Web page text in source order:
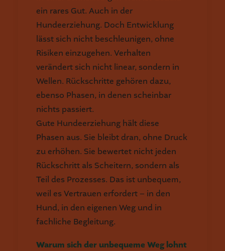
ein rares Gut. Auch in der
Hundeerziehung. Doch Entwicklung
lässt sich nicht beschleunigen, ohne
Risiken einzugehen. Verhalten
verändert sich nicht linear, sondern in
Wellen. Rückschritte gehören dazu,
ebenso Phasen, in denen scheinbar
nichts passiert.
Gute Hundeerziehung hält diese
Phasen aus. Sie bleibt dran, ohne Druck
zu erhöhen. Sie bewertet nicht jeden
Rückschritt als Scheitern, sondern als
Teil des Prozesses. Das ist unbequem,
weil es Vertrauen erfordert – in den
Hund, in den eigenen Weg und in
fachliche Begleitung.
Warum sich der unbequeme Weg lohnt